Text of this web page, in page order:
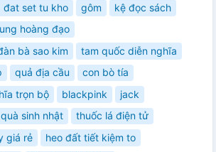
đat set tu kho gôm
kệ đọc sách
hoàng đạo
bà sao kim
tam quốc diễn nghĩa
quả địa cầu
con bò tía
trọn bộ
blackpink
jack
quà sinh nhật
thuốc lá điện tử
giá rẻ
heo đất tiết kiệm to